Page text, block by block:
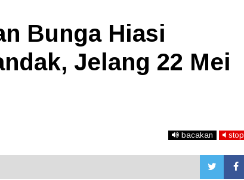
Bunga Hiasi
Jelang 22 Mei
bacakan stop